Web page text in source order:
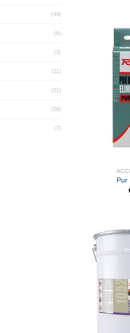
(44)
(6)
(3)
(11)
(21)
(28)
(7)
Pur